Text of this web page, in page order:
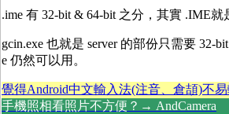
.ime 有 32-bit & 64-bit 之分，其實 .IME
gcin.exe 也就是 server 的部份只需要 32-
e 仍然可以用。
覺得Android中文輸入法(注音、倉頡)不
手機照相看照片不方便？→ AndCamera